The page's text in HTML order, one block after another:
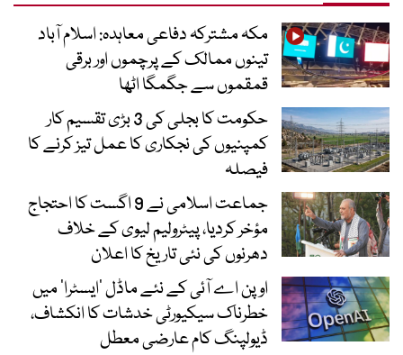
مکہ مشترکہ دفاعی معاہدہ: اسلام آباد
تینوں ممالک کے پرچموں اور برقی
قمقموں سے جگمگا اٹھا
حکومت کا بجلی کی 3 بڑی تقسیم کار
کمپنیوں کی نجکاری کا عمل تیز کرنے کا
فیصلہ
جماعت اسلامی نے 9 اگست کا احتجاج
مؤخر کردیا، پیٹرولیم لیوی کے خلاف
دھرنوں کی نئی تاریخ کا اعلان
اوپن اے آئی کے نئے ماڈل ’ایسٹرا‘ میں
خطرناک سیکیورٹی خدشات کا انکشاف،
ڈیولپنگ کام عارضی معطل